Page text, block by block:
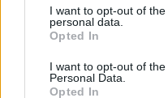
I want to opt-out of
personal data.
Opted In
I want to opt-out of
Personal Data.
Opted In
sono state molte
solidarietà e
delle donne
migliaia nelle